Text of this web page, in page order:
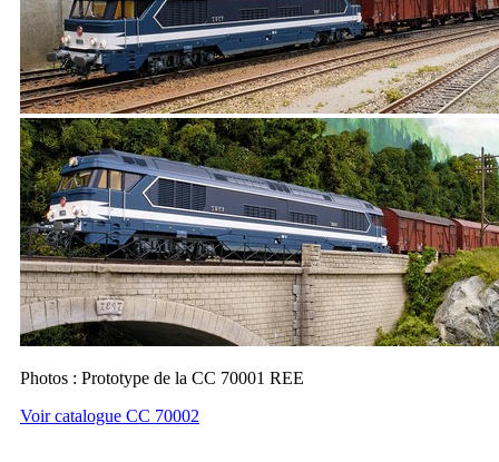
Photos : Prototype de la CC 70001 REE
Voir catalogue CC 70002